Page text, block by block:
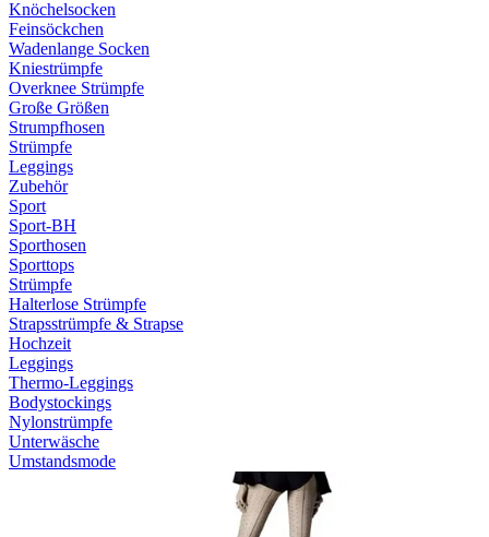
Knöchelsocken
Feinsöckchen
Wadenlange Socken
Kniestrümpfe
Overknee Strümpfe
Große Größen
Strumpfhosen
Strümpfe
Leggings
Zubehör
Sport
Sport-BH
Sporthosen
Sporttops
Strümpfe
Halterlose Strümpfe
Strapsstrümpfe & Strapse
Hochzeit
Leggings
Thermo-Leggings
Bodystockings
Nylonstrümpfe
Unterwäsche
Umstandsmode